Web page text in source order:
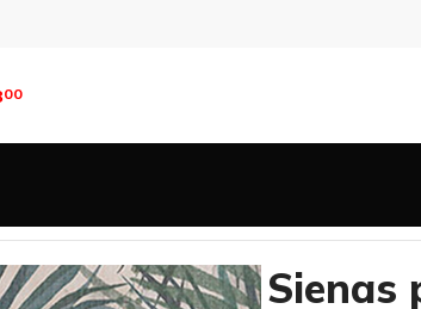
00
Sienas